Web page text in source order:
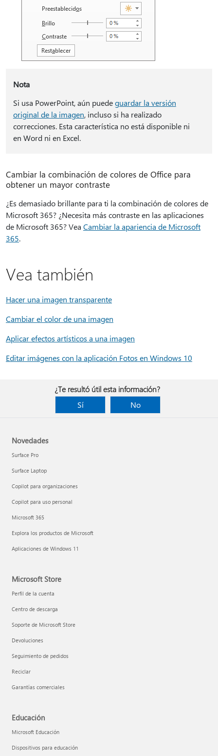
Nota
Si usa PowerPoint, aún puedeguardar la versión
original de la imagen, incluso si ha realizado
correcciones. Esta característica no está disponible ni
en Word ni en Excel.
Cambiar la combinación de colores de Office para
obtener un mayor contraste
¿Es demasiado brillante para ti la combinación de colores de
Microsoft 365? ¿Necesita más contraste en las aplicaciones
de Microsoft 365? Vea Cambiar la apariencia de Microsoft
365.
Vea también
Hacer una imagen transparente
Cambiar el color de una imagen
Aplicar efectos artísticos a una imagen
Editar imágenes con la aplicación Fotos en Windows 10
¿Te resultó útil esta información?
Sí
No
Novedades
Surface Pro
Surface Laptop
Copilot para organizaciones
Copilot para uso personal
Microsoft 365
Explora los productos de Microsoft
Aplicaciones de Windows 11
Microsoft Store
Perfil de la cuenta
Centro de descarga
Soporte de Microsoft Store
Devoluciones
Seguimiento de pedidos
Reciclar
Garantías comerciales
Educación
Microsoft Educación
Dispositivos para educación